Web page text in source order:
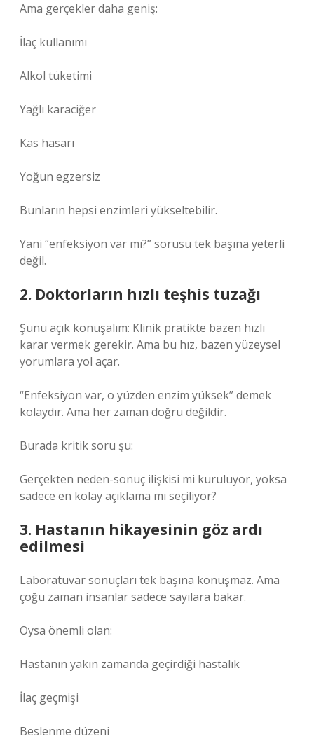
Ama gerçekler daha geniş:
İlaç kullanımı
Alkol tüketimi
Yağlı karaciğer
Kas hasarı
Yoğun egzersiz
Bunların hepsi enzimleri yükseltebilir.
Yani “enfeksiyon var mı?” sorusu tek başına yeterli
değil.
2. Doktorların hızlı teşhis tuzağı
Şunu açık konuşalım: Klinik pratikte bazen hızlı
karar vermek gerekir. Ama bu hız, bazen yüzeysel
yorumlara yol açar.
“Enfeksiyon var, o yüzden enzim yüksek” demek
kolaydır. Ama her zaman doğru değildir.
Burada kritik soru şu:
Gerçekten neden-sonuç ilişkisi mi kuruluyor, yoksa
sadece en kolay açıklama mı seçiliyor?
3. Hastanın hikayesinin göz ardı
edilmesi
Laboratuvar sonuçları tek başına konuşmaz. Ama
çoğu zaman insanlar sadece sayılara bakar.
Oysa önemli olan:
Hastanın yakın zamanda geçirdiği hastalık
İlaç geçmişi
Beslenme düzeni